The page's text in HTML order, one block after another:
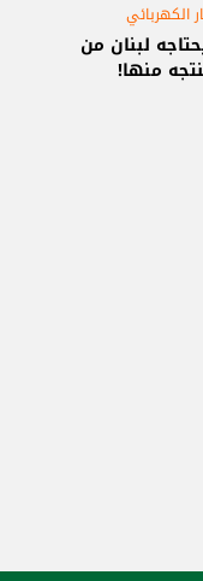
الكهربائي
لبنان من
منها!